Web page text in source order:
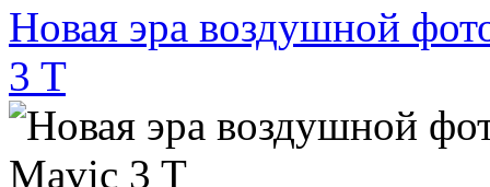
Новая эра воздушной
3 T